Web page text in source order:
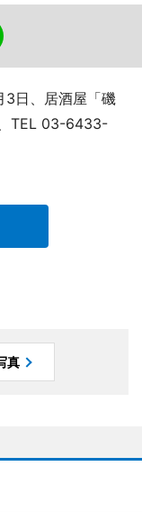
3日、居酒屋「磯
TEL 03-6433-
真